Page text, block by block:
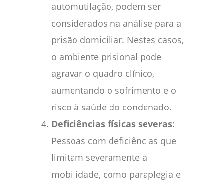
automutilação, podem ser
considerados na análise para a
prisão domiciliar. Nestes casos,
o ambiente prisional pode
agravar o quadro clínico,
aumentando o sofrimento e o
risco à saúde do condenado.
Deficiências físicas severas:
Pessoas com deficiências que
limitam severamente a
mobilidade, como paraplegia e